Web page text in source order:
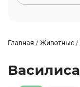
Главная /Животные /
Василиса